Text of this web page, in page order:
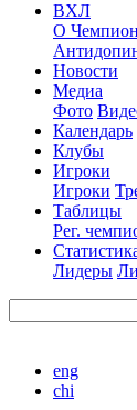
ВХЛ
О
Новости
Медиа
Фото
Календарь
Клубы
Игроки
Игроки
Таблицы
Рег.
Лидеры
eng
chi